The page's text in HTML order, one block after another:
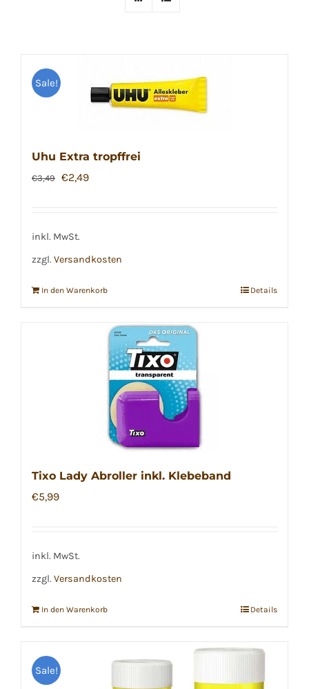
Sale!
Uhu Extra tropffrei
€3,49 Ursprünglicher
€3,49
€2,49Aktueller
inkl. MwSt.
zzgl. Versandkosten
In den Warenkorb Details
Tixo Lady Abroller inkl. Klebeband
€5,99
inkl. MwSt.
zzgl. Versandkosten
In den Warenkorb Details
Sale!